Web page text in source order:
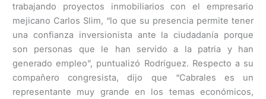
trabajando proyectos inmobiliarios con el empresario
mejicano Carlos Slim, “lo que su presencia permite tener
una confianza inversionista ante la ciudadanía porque
son personas que le han servido a la patria y han
generado empleo”, puntualizó Rodríguez. Respecto a su
compañero congresista, dijo que “Cabrales es un
representante muy grande en los temas económicos,